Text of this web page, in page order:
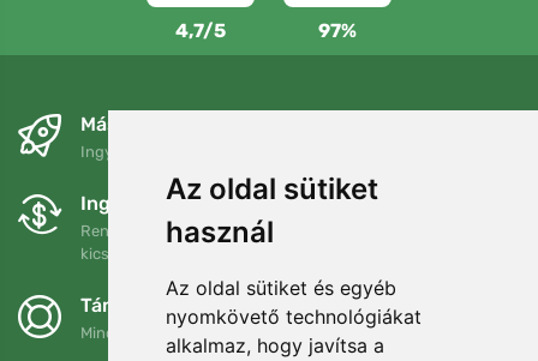
Az oldal sütiket
használ
Az oldal sütiket és egyéb
nyomkövető technológiákat
alkalmaz, hogy javítsa a
4,7/5 97%
Másnapra és ingyenesen
Ingyenes szállítás a következő összeg felett: 80 EUR
Ingyenes csere és visszaküldés
Rendelését 90 napon belül bármikor visszaküldheti vagy
kicserélheti.
Támogatjuk a Trees.org-ot
Minden megrendelésért ültetünk egy fát! Bővebben